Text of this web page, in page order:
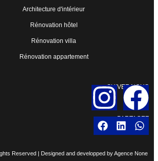
Architecture d'intérieur
Rénovation hôtel
Rénovation villa
Rénovation appartement
SUIVEZ-NOUS
PARTAGEZ
Reserved | Designed and developped byAgence None